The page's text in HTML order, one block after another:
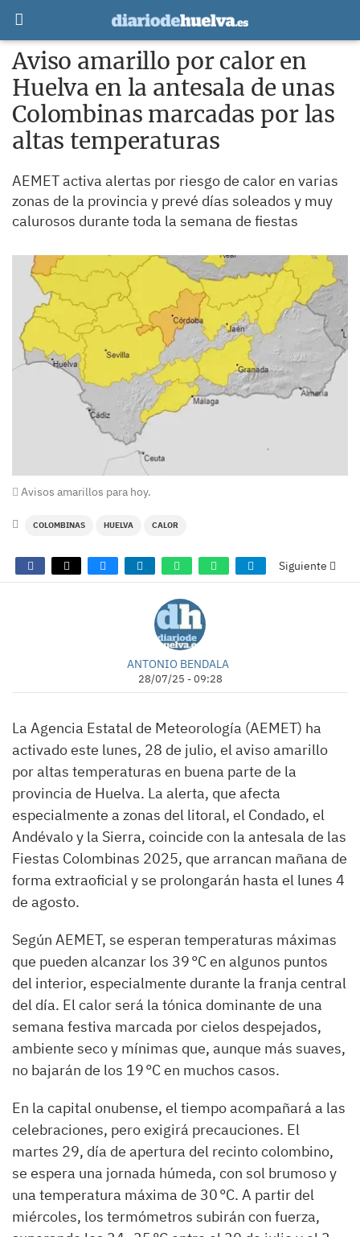
Aviso amarillo por calor en
Huelva en la antesala de unas
Colombinas marcadas por las
altas temperaturas
AEMET activa alertas por riesgo de calor en varias
zonas de la provincia y prevé días soleados y muy
calurosos durante toda la semana de fiestas
Avisos amarillos para hoy.
COLOMBINAS HUELVA CALOR
Siguiente
ANTONIO BENDALA
28/07/25 - 09:28
La Agencia Estatal de Meteorología (AEMET) ha
activado este lunes, 28 de julio, el aviso amarillo
por altas temperaturas en buena parte de la
provincia de Huelva. La alerta, que afecta
especialmente a zonas del litoral, el Condado, el
Andévalo y la Sierra, coincide con la antesala de las
Fiestas Colombinas 2025, que arrancan mañana de
forma extraoficial y se prolongarán hasta el lunes 4
de agosto.
Según AEMET, se esperan temperaturas máximas
que pueden alcanzar los 39 °C en algunos puntos
del interior, especialmente durante la franja central
del día. El calor será la tónica dominante de una
semana festiva marcada por cielos despejados,
ambiente seco y mínimas que, aunque más suaves,
no bajarán de los 19 °C en muchos casos.
En la capital onubense, el tiempo acompañará a las
celebraciones, pero exigirá precauciones. El
martes 29, día de apertura del recinto colombino,
se espera una jornada húmeda, con sol brumoso y
una temperatura máxima de 30 °C. A partir del
miércoles, los termómetros subirán con fuerza,